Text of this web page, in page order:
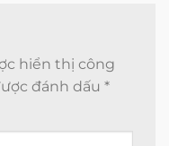
hiển thị công
đánh dấu *